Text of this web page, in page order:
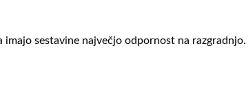
sestavine največjo odpornost na razgradnjo.